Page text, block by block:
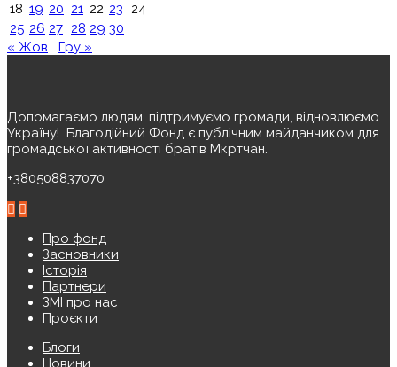
18 19 20 21 22 23
24
25 26 27 28 29 30
« Жов
Гру »
Допомагаємо людям, підтримуємо громади, відновлюємо
Україну! ️ Благодійний Фонд є публічним майданчиком для
громадської активності братів Мкртчан.
+380508837070
Про фонд
Засновники
Історія
Партнери
ЗМІ про нас
Проєкти
Блоги
Новини